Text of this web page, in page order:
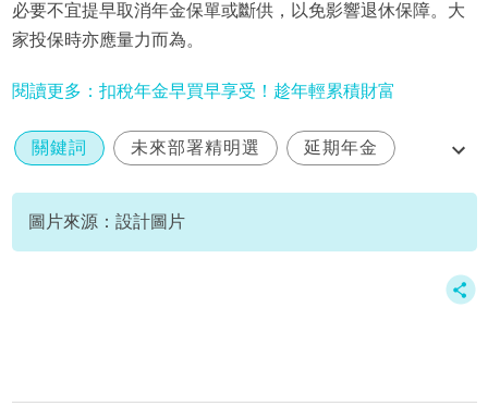
必要不宜提早取消年金保單或斷供，以免影響退休保障。大
家投保時亦應量力而為。
閱讀更多：扣稅年金早買早享受！趁年輕累積財富
關鍵詞 未來部署精明選 延期年金
qdap
退稅
圖片來源：設計圖片